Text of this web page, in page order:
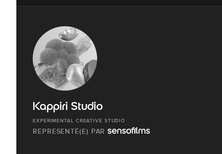
Kappiri Studio
EXPERIMENTAL CREATIVE STUDIO
REPRESENTÉ(E) PAR